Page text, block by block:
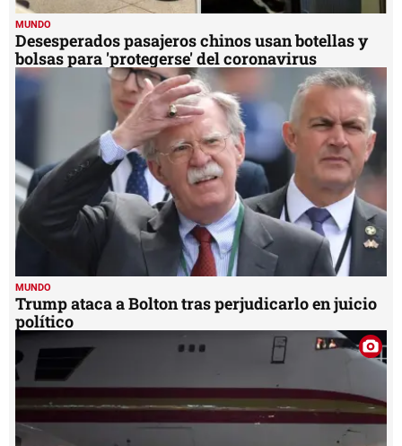
MUNDO
Desesperados pasajeros chinos usan botellas y
bolsas para 'protegerse' del coronavirus
MUNDO
Trump ataca a Bolton tras perjudicarlo en juicio
político